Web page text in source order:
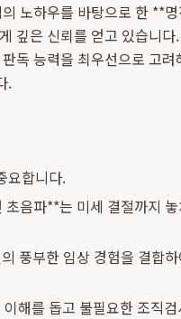
노하우를 바탕으로 한 **
깊은 신뢰를 얻고 있습니
독 능력을 최우선으로 고
.
요합니다.
음파**는 미세 결절까지
풍부한 임상 경험을 결합
해를 돕고 불필요한 조직